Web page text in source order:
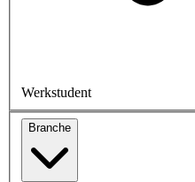
Werkstudent
Branche